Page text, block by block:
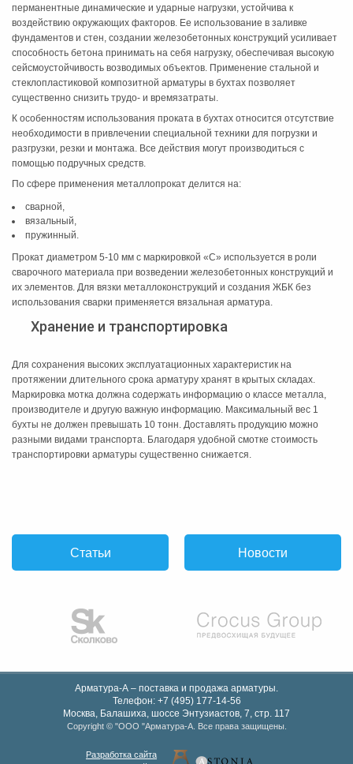
перманентные динамические и ударные нагрузки, устойчива к
воздействию окружающих факторов. Ее использование в заливке
фундаментов и стен, создании железобетонных конструкций усиливает
способность бетона принимать на себя нагрузку, обеспечивая высокую
сейсмоустойчивость возводимых объектов. Применение стальной и
стеклопластиковой композитной арматуры в бухтах позволяет
существенно снизить трудо- и времязатраты.
К особенностям использования проката в бухтах относится отсутствие
необходимости в привлечении специальной техники для погрузки и
разгрузки, резки и монтажа. Все действия могут производиться с
помощью подручных средств.
По сфере применения металлопрокат делится на:
сварной,
вязальный,
пружинный.
Прокат диаметром 5-10 мм с маркировкой «С» используется в роли
сварочного материала при возведении железобетонных конструкций и
их элементов. Для вязки металлоконструкций и создания ЖБК без
использования сварки применяется вязальная арматура.
Хранение и транспортировка
Для сохранения высоких эксплуатационных характеристик на
протяжении длительного срока арматуру хранят в крытых складах.
Маркировка мотка должна содержать информацию о классе металла,
производителе и другую важную информацию. Максимальный вес 1
бухты не должен превышать 10 тонн. Доставлять продукцию можно
разными видами транспорта. Благодаря удобной смотке стоимость
транспортировки арматуры существенно снижается.
Статьи Новости
Арматура-А – поставка и продажа арматуры.
Телефон: +7 (495) 177-14-56
Москва, Балашиха шоссе Энтузиастов, 7, стр. 117
Copyright © "OOO "Арматура-А. Все права защищены.
Разработка сайта